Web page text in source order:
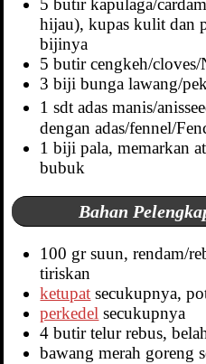
5 butir kapulaga/
hijau), kupas kulit dan
bijinya
5 butir cengkeh/cloves/
3 biji bunga lawang/
1 sdt adas manis/
dengan adas/fennel/
1 biji pala, memarkan
bubuk
Bahan
100 gr suun, rendam/
tiriskan
ketupat secukupnya,
perkedel secukupnya
4 butir telur rebus,
bawang merah goreng